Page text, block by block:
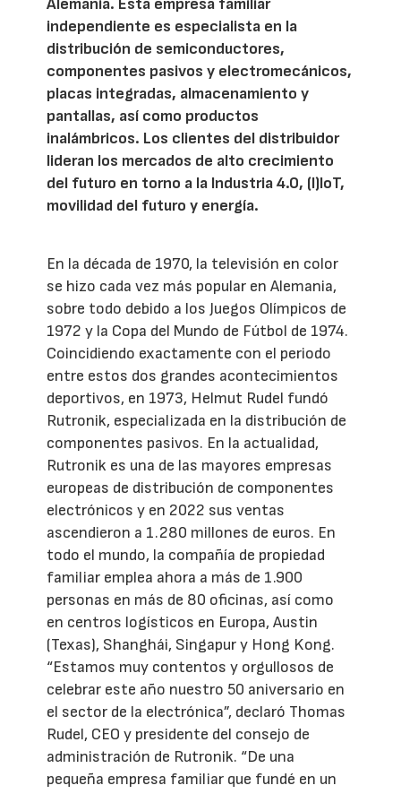
Alemania. Esta empresa familiar
independiente es especialista en la
distribución de semiconductores,
componentes pasivos y electromecánicos,
placas integradas, almacenamiento y
pantallas, así como productos
inalámbricos. Los clientes del distribuidor
lideran los mercados de alto crecimiento
del futuro en torno a la Industria 4.0, (I)IoT,
movilidad del futuro y energía.
En la década de 1970, la televisión en color
se hizo cada vez más popular en Alemania,
sobre todo debido a los Juegos Olímpicos de
1972 y la Copa del Mundo de Fútbol de 1974.
Coincidiendo exactamente con el periodo
entre estos dos grandes acontecimientos
deportivos, en 1973, Helmut Rudel fundó
Rutronik, especializada en la distribución de
componentes pasivos. En la actualidad,
Rutronik es una de las mayores empresas
europeas de distribución de componentes
electrónicos y en 2022 sus ventas
ascendieron a 1.280 millones de euros. En
todo el mundo, la compañía de propiedad
familiar emplea ahora a más de 1.900
personas en más de 80 oficinas, así como
en centros logísticos en Europa, Austin
(Texas), Shanghái, Singapur y Hong Kong.
“Estamos muy contentos y orgullosos de
celebrar este año nuestro 50 aniversario en
el sector de la electrónica”, declaró Thomas
Rudel, CEO y presidente del consejo de
administración de Rutronik. “De una
pequeña empresa familiar que fundé en un